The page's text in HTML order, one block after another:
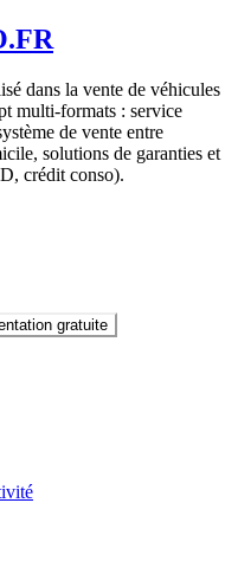
dans la vente de véhicules
multi-formats : service
de vente entre
solutions de garanties et
crédit conso).
gratuite